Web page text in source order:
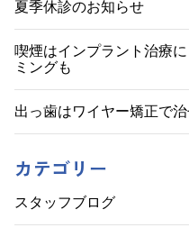
シ
ョ
ン
夏季休診のお知らせ
喫煙はインプラント治療
ミングも
出っ歯はワイヤー矯正で
カテゴリー
スタッフブログ